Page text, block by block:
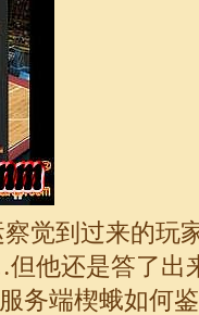
觉到过来的玩
他还是答了出
务端楔蛾如何